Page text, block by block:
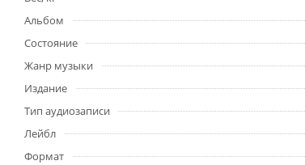
Альбом
Состояние
Жанр музыки
Издание
Тип аудиозаписи
Лейбл
Формат